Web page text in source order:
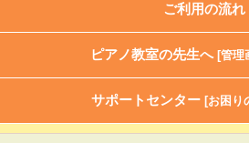
ご利用の流れ
ピアノ教室の先生へ [管理
サポートセンター [お困り